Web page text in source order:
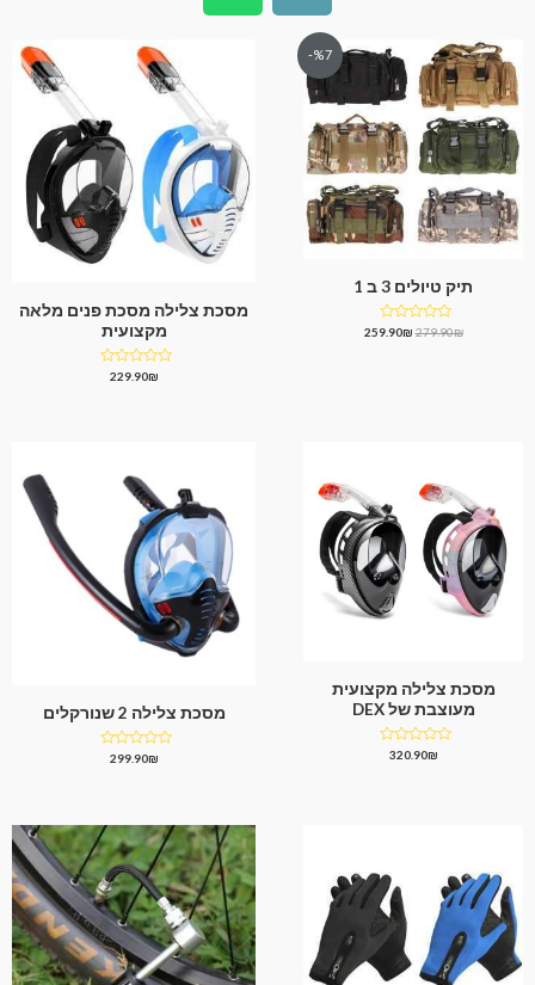
%7-
תיק טיולים 3 ב 1
דורג
279.90₪
259.90₪
מסכת צלילה מסכת פנים מלאה
מקצועית
דורג229.90₪
מסכת צלילה מקצועית
מעוצבת של DEX
דורג320.90₪
מסכת צלילה 2 שנורקלים
דורג299.90₪